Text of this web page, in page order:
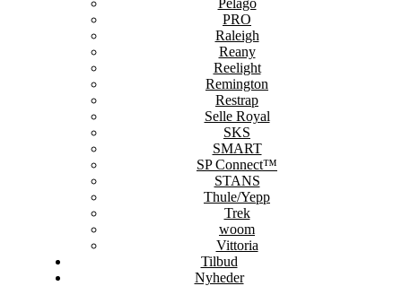
Pelago
PRO
Raleigh
Reany
Reelight
Remington
Restrap
Selle Royal
SKS
SMART
SP Connect™
STANS
Thule/Yepp
Trek
woom
Vittoria
Tilbud
Nyheder